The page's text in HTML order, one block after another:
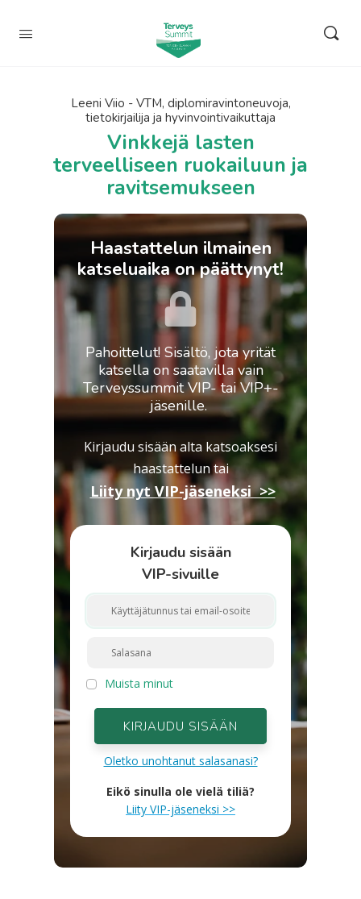
Leeni Viio - VTM, diplomiravintoneuvoja,
tietokirjailija ja hyvinvointivaikuttaja
Vinkkejä lasten
terveelliseen ruokailuun ja
ravitsemukseen
Haastattelun ilmainen
katseluaika on päättynyt!
Pahoittelut! Sisältö, jota yrität
katsella on saatavilla vain
Terveyssummit VIP- tai VIP+-
jäsenille.
Kirjaudu sisään alta katsoaksesi
haastatteluntai
Liity nyt VIP-jäseneksi >>
Kirjaudu sisään
VIP-sivuille
Muista minut
KIRJAUDU SISÄÄN
Oletko unohtanut salasanasi?
Eikö sinulla ole vielä tiliä?
Liity VIP-jäseneksi >>